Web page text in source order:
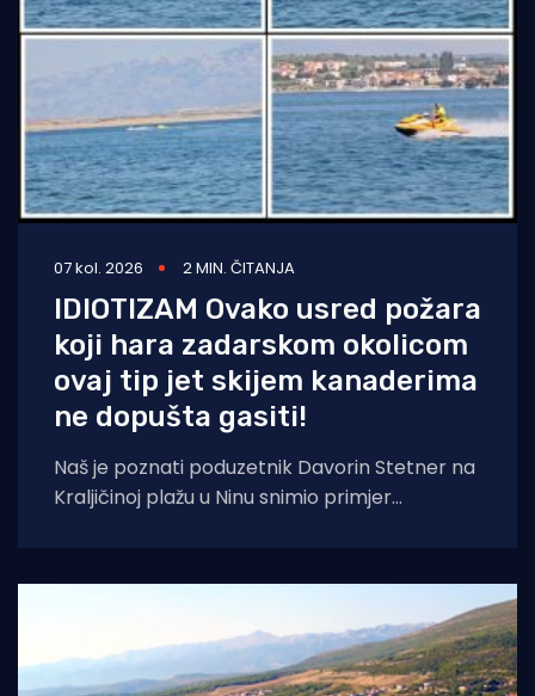
07 kol. 2026 2 MIN. ČITANJA
IDIOTIZAM Ovako usred požara
koji hara zadarskom okolicom
ovaj tip jet skijem kanaderima
ne dopušta gasiti!
Naš je poznati poduzetnik Davorin Stetner na
Kraljičinoj plažu u Ninu snimio primjer